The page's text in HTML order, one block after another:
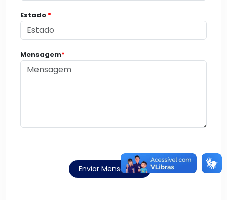
Estado *
Mensagem*
Enviar Mensagem